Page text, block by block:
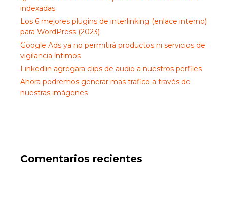
indexadas
Los 6 mejores plugins de interlinking (enlace interno)
para WordPress (2023)
Google Ads ya no permitirá productos ni servicios de
vigilancia íntimos
Linkedlin agregara clips de audio a nuestros perfiles
Ahora podremos generar mas trafico a través de
nuestras imágenes
Comentarios recientes